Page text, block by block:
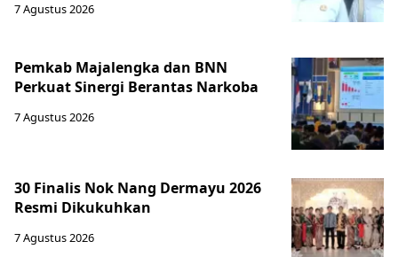
7 Agustus 2026
Pemkab Majalengka dan BNN
Perkuat Sinergi Berantas Narkoba
7 Agustus 2026
30 Finalis Nok Nang Dermayu 2026
Resmi Dikukuhkan
7 Agustus 2026